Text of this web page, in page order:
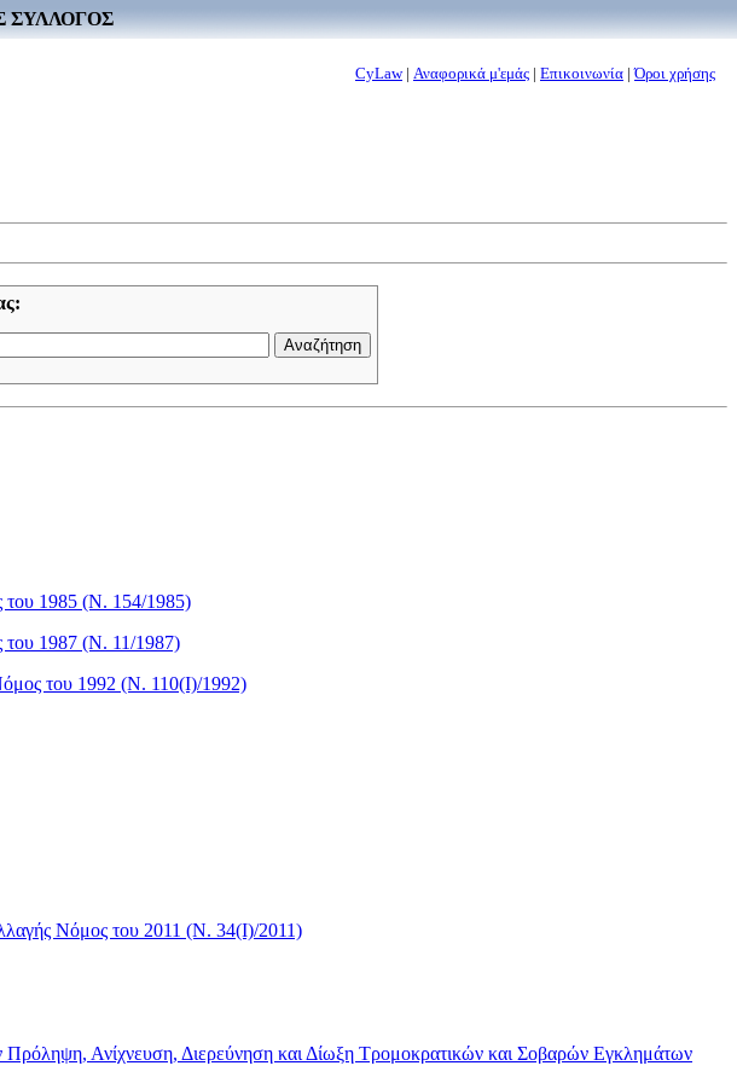
ΣΥΛΛΟΓΟΣ
CyLaw| Αναφορικά μ'εμάς | Επικοινωνία |Όροι χρήσης
του 1985 (Ν. 154/1985)
του 1987 (Ν. 11/1987)
του 1992 (Ν. 110(I)/1992)
Νόμος του 2011 (Ν. 34(I)/2011)
Ανίχνευση, Διερεύνηση και Δίωξη Τρομοκρατικών και Σοβαρών Εγκλημάτων